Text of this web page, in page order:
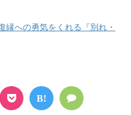
縁への勇気をくれる『別れ・
B!